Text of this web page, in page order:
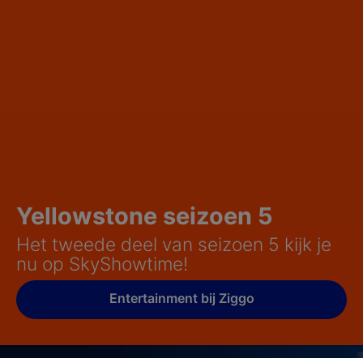
Yellowstone seizoen 5
Het tweede deel van seizoen 5 kijk je
nu op SkyShowtime!
Entertainment bij Ziggo